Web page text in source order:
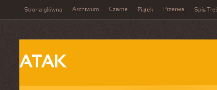
Strona główna Archiwum Czarne Piątek Przerwa Spis
ATAK